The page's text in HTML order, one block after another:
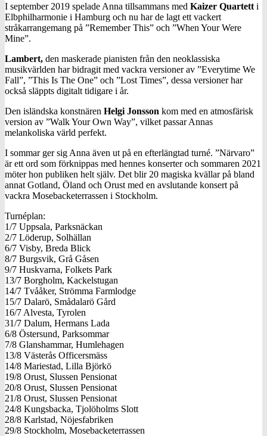
I september 2019 spelade Anna tillsammans med Kaizer Quartett i
Elbphilharmonie i Hamburg och nu har de lagt ett vackert
stråkarrangemang på ”Remember This” och ”When Your Were
Mine”.
Lambert, den maskerade pianisten från den neoklassiska
musikvärlden har bidragit med vackra versioner av ”Everytime We
Fall”, ”This Is The One” och ”Lost Times”, dessa versioner har
också släppts digitalt tidigare i år.
Den isländska konstnären Helgi Jonsson kom med en atmosfärisk
version av ”Walk Your Own Way”, vilket passar Annas
melankoliska värld perfekt.
I sommar ger sig Anna även ut på en efterlängtad turné. ”Närvaro”
är ett ord som förknippas med hennes konserter och sommaren 2021
möter hon publiken helt själv. Det blir 20 magiska kvällar på bland
annat Gotland, Öland och Orust med en avslutande konsert på
vackra Mosebacketerrassen i Stockholm.
Turnéplan:
1/7 Uppsala, Parksnäckan
2/7 Löderup, Solhällan
6/7 Visby, Breda Blick
8/7 Burgsvik, Grå Gåsen
9/7 Huskvarna, Folkets Park
13/7 Borgholm, Kackelstugan
14/7 Tvååker, Strömma Farmlodge
15/7 Dalarö, Smådalarö Gård
16/7 Alvesta, Tyrolen
31/7 Dalum, Hermans Lada
6/8 Östersund, Parksommar
7/8 Glanshammar, Humlehagen
13/8 Västerås Officersmäss
14/8 Mariestad, Lilla Björkö
19/8 Orust, Slussen Pensionat
20/8 Orust, Slussen Pensionat
21/8 Orust, Slussen Pensionat
24/8 Kungsbacka, Tjolöholms Slott
28/8 Karlstad, Nöjesfabriken
29/8 Stockholm, Mosebacketerrassen